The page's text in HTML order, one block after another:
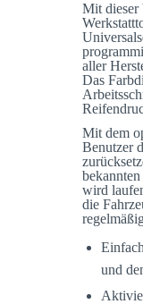
Mit dieser
aller
Das
Mit dem
Benutzer
wird
die
und